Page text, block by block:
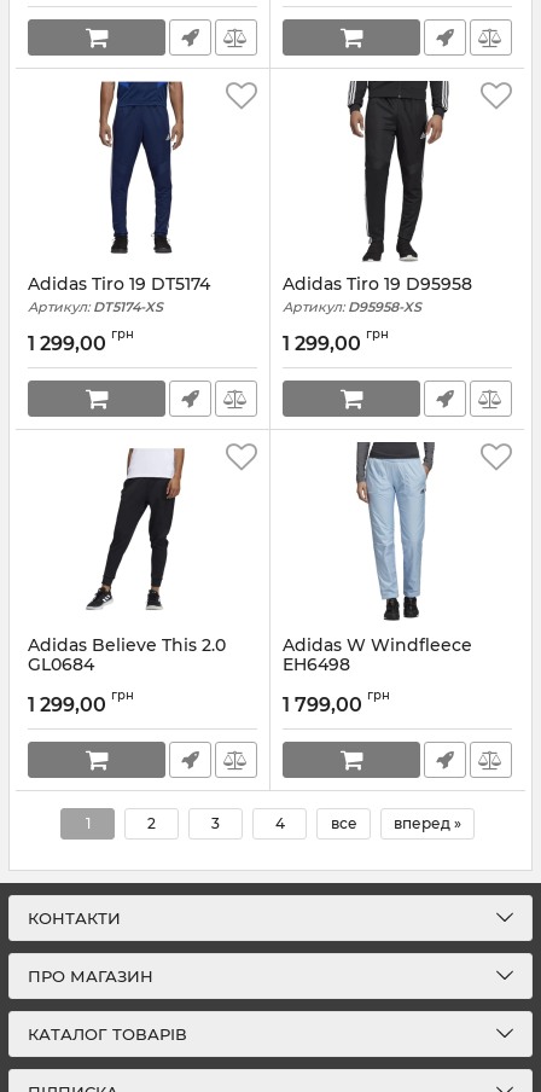
Adidas Tiro 19 DT5174
Артикул: DT5174-XS
1 299,00 грн
Adidas Tiro 19 D95958
Артикул: D95958-XS
1 299,00 грн
Adidas Believe This 2.0
GL0684
1 299,00 грн
Adidas W Windfleece
EH6498
1 799,00 грн
1 2 3 4 все вперед »
КОНТАКТИ
ПРО МАГАЗИН
КАТАЛОГ ТОВАРІВ